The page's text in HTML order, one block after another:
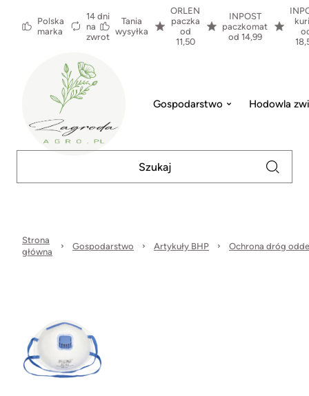
Polska
marka
14 dni
na
zwrot
Tania
wysyłka
ORLEN
paczka
od
11,50
INPOST
paczkomat
od 14,99
Gospodarstwo Hodowla
Strona
główna
Gospodarstwo Artykuły BHP Ochrona dróg